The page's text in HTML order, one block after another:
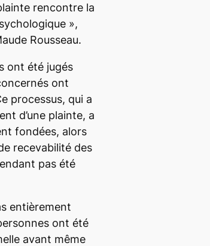
rencontre la
»,
Rousseau.
ont été jugés
ont
processus, qui a
d’une plainte, a
fondées, alors
recevabilité des
pas été
entièrement
ont été
avant même